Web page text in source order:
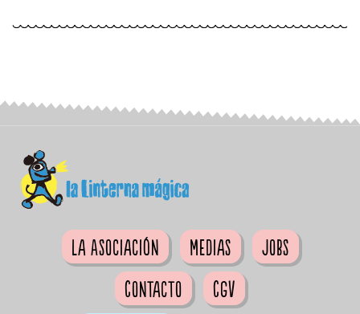
La Asociación Medias
Jobs
Contacto
CGV